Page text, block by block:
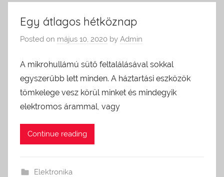
Egy átlagos hétköznap
Posted on május 10, 2020 by Admin
A mikrohullámú sütő feltalálásával sokkal
egyszerűbb lett minden. A háztartási eszközök
tömkelege vesz körül minket és mindegyik
elektromos árammal, vagy
Continue reading
Elektronika